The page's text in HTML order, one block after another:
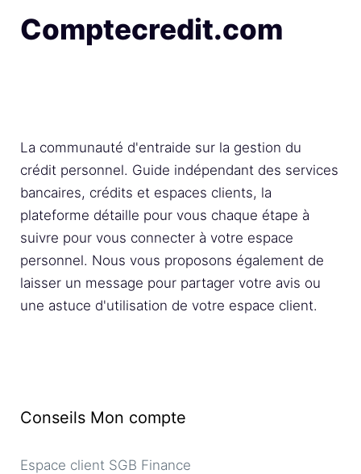
Comptecredit.com
La communauté d'entraide sur la gestion du
crédit personnel. Guide indépendant des services
bancaires, crédits et espaces clients, la
plateforme détaille pour vous chaque étape à
suivre pour vous connecter à votre espace
personnel. Nous vous proposons également de
laisser un message pour partager votre avis ou
une astuce d'utilisation de votre espace client.
Conseils Mon compte
Espace client SGB Finance